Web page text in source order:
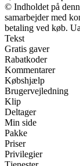
© Indholdet på
samarbejder med
betaling ved køb.
Tekst
Gratis gaver
Rabatkoder
Kommentarer
Købshjælp
Brugervejledning
Klip
Deltager
Min side
Pakke
Priser
Privilegier